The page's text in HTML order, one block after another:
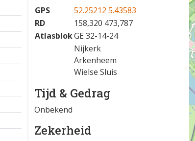
GPS
52.25212 5.43583
RD
158,320 473,787
AtlasblokGE 32-14-24
Nijkerk
Arkenheem
Wielse Sluis
Tijd & Gedrag
Onbekend
Zekerheid